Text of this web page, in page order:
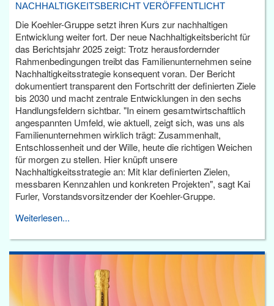
NACHHALTIGKEITSBERICHT VERÖFFENTLICHT
Die Koehler-Gruppe setzt ihren Kurs zur nachhaltigen
Entwicklung weiter fort. Der neue Nachhaltigkeitsbericht für
das Berichtsjahr 2025 zeigt: Trotz herausfordernder
Rahmenbedingungen treibt das Familienunternehmen seine
Nachhaltigkeitsstrategie konsequent voran. Der Bericht
dokumentiert transparent den Fortschritt der definierten Ziele
bis 2030 und macht zentrale Entwicklungen in den sechs
Handlungsfeldern sichtbar. "In einem gesamtwirtschaftlich
angespannten Umfeld, wie aktuell, zeigt sich, was uns als
Familienunternehmen wirklich trägt: Zusammenhalt,
Entschlossenheit und der Wille, heute die richtigen Weichen
für morgen zu stellen. Hier knüpft unsere
Nachhaltigkeitsstrategie an: Mit klar definierten Zielen,
messbaren Kennzahlen und konkreten Projekten", sagt Kai
Furler, Vorstandsvorsitzender der Koehler-Gruppe.
Weiterlesen...